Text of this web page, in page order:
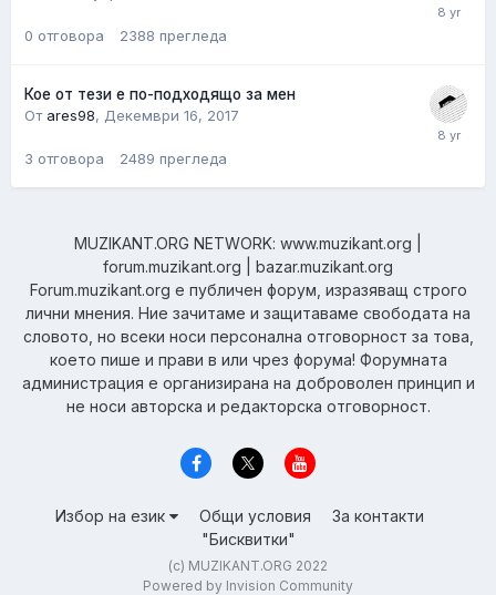
0 отговора 2388 прегледа
Кое от тези е по-подходящо за мен
От ares98, Декември 16, 2017
3 отговора 2489 прегледа
MUZIKANT.ORG NETWORK: www.muzikant.org |
forum.muzikant.org | bazar.muzikant.org
Forum.muzikant.org е публичен форум, изразяващ строго
лични мнения. Ние зачитаме и защитаваме свободата на
словото, но всеки носи персонална отговорност за това,
което пише и прави в или чрез форума! Форумната
администрация е организирана на доброволен принцип и
не носи авторска и редакторска отговорност.
Избор на език Общи условия
За контакти
"Бисквитки"
(c) MUZIKANT.ORG 2022
Powered by Invision Community